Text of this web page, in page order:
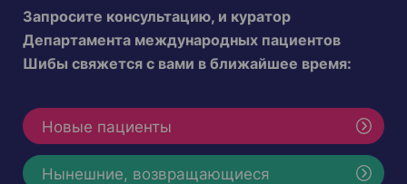
Запросите консультацию, и куратор
Департамента международных пациентов
Шибы свяжется с вами в ближайшее время:
Новые пациенты
Нынешние, возвращающиеся